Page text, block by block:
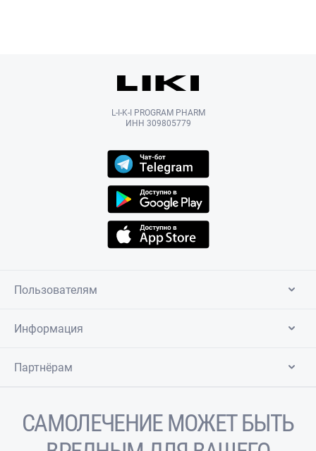
L-I-K-I PROGRAM PHARM
ИНН 309805779
Пользователям
Информация
Партнёрам
САМОЛЕЧЕНИЕ МОЖЕТ БЫТЬ